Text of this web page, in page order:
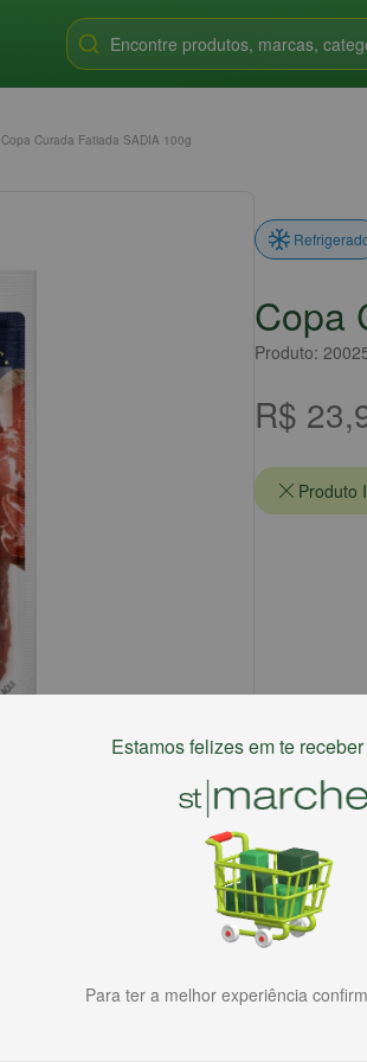
Encontre produtos, marcas,
Copa Curada Fatiada SADIA 100g
Copa
Produto:
R$
Produto
Estamos felizes em te
Para ter a melhor experiência